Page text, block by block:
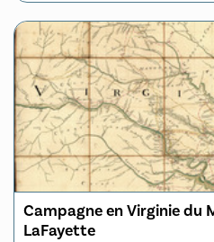
Campagne en Virginie du
LaFayette